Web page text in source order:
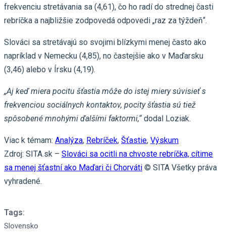
frekvenciu stretávania sa (4,61), čo ho radí do strednej časti
rebríčka a najbližšie zodpovedá odpovedi „raz za týždeň“.
Slováci sa stretávajú so svojimi blízkymi menej často ako
napríklad v Nemecku (4,85), no častejšie ako v Maďarsku
(3,46) alebo v Írsku (4,19).
„Aj keď miera pocitu šťastia môže do istej miery súvisieť s
frekvenciou sociálnych kontaktov, pocity šťastia sú tiež
spôsobené mnohými ďalšími faktormi,“ dodal Loziak.
Viac k témam: Analýza, Rebríček, Šťastie, Výskum
Zdroj: SITA.sk – Slováci sa ocitli na chvoste rebríčka, cítime
sa menej šťastní ako Maďari či Chorváti © SITA Všetky práva
vyhradené.
Tags:
Slovensko